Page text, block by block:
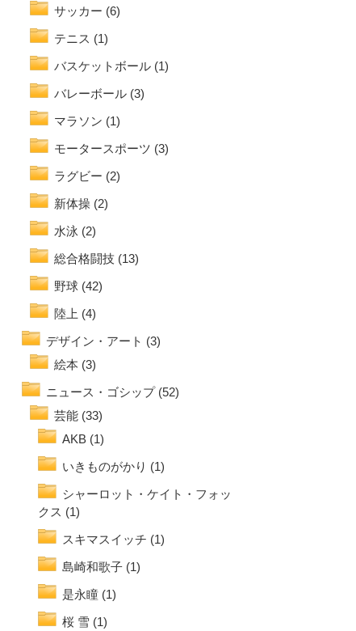
サッカー (6)
テニス (1)
バスケットボール (1)
バレーボール (3)
マラソン (1)
モータースポーツ (3)
ラグビー (2)
新体操 (2)
水泳 (2)
総合格闘技 (13)
野球 (42)
陸上 (4)
デザイン・アート (3)
絵本 (3)
ニュース・ゴシップ(52)
芸能 (33)
AKB (1)
いきものがかり (1)
シャーロット・ケイト・フォッ
クス (1)
スキマスイッチ (1)
島崎和歌子 (1)
是永瞳 (1)
桜 雪 (1)